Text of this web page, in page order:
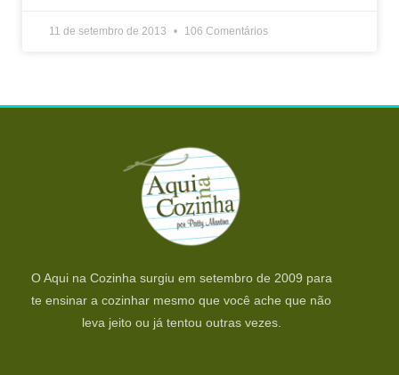
11 de setembro de 2013 106 Comentários
O Aqui na Cozinha surgiu em setembro de 2009 para
te ensinar a cozinhar mesmo que você ache que não
leva jeito ou já tentou outras vezes.